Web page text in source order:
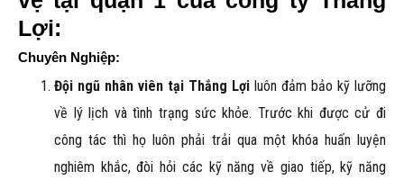
Lợi:
Chuyên Nghiệp:
Đội ngũ nhân viên tại Thắng Lợi luôn đảm bảo kỹ lưỡng
về lý lịch và tình trạng sức khỏe. Trước khi được cử đi
công tác thì họ luôn phải trải qua một khóa huấn luyện
nghiêm khắc, đòi hỏi các kỹ năng về giao tiếp, kỹ năng